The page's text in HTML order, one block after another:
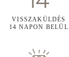
VISSZAKÜLDÉS
14 NAPON BELÜL